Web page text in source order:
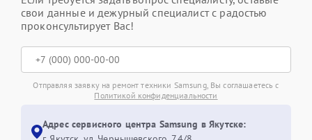
свои данные и дежурный специалист с радостью
проконсультирует Вас!
Отправляя заявку на ремонт техники Samsung, Вы соглашаетесь с
Политикой конфиденциальности
Адрес сервисного центра Samsung в Якутске: